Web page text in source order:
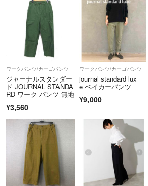
ワークパンツ/カーゴパンツ
ジャーナルスタンダー
ド JOURNAL STANDA
RD ワーク パンツ 無地
¥3,560
ワークパンツ/カーゴパンツ
journal standard lux
e ベイカーパンツ
¥9,000